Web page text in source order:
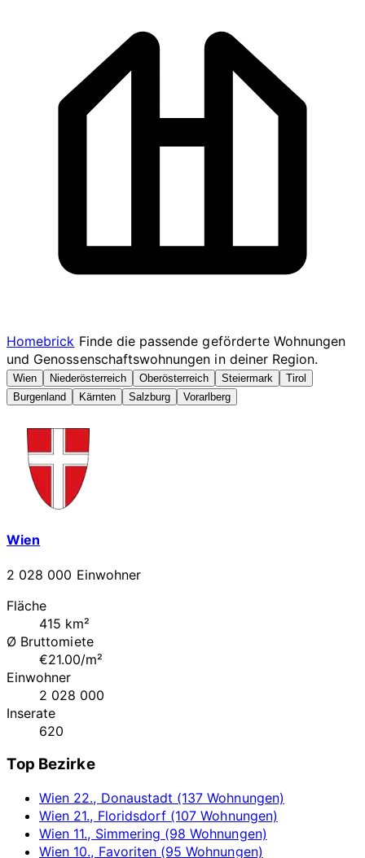
Homebrick Finde die passende geförderte Wohnungen
und Genossenschaftswohnungen in deiner Region.
Wien Niederösterreich Oberösterreich Steiermark
Tirol
Burgenland
Kärnten Salzburg Vorarlberg
Wien
2 028 000 Einwohner
Fläche
415 km²
Ø Bruttomiete
€21.00/m²
Einwohner
2 028 000
Inserate
620
Top Bezirke
Wien 22., Donaustadt (137 Wohnungen)
Wien 21., Floridsdorf (107 Wohnungen)
Wien 11., Simmering (98 Wohnungen)
Wien 10., Favoriten (95 Wohnungen)